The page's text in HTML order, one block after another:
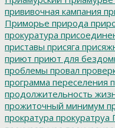
прививочная кампания
Приморье природа
прокуратура
приставы присяга
приют приют для
проблемы провал
программа переселения
продолжительность
прожиточный минимум
прократура прокуратруа